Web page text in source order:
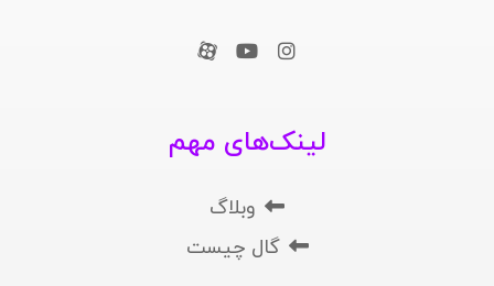
لینک‌های مهم
وبلاگ
گال چیست